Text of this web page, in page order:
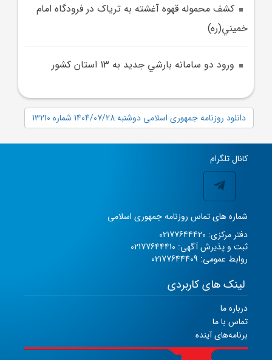
کشف محموله قهوه آغشته به ترياک در فرودگاه امام
خميني(ره)
ورود دو سامانه بارشي جديد به 13 استان کشور
دانلود روزنامه جمهوری اسلامی دوشنبه 1404/07/28 شماره 13210
کانال تلگرام
شماره های تماس روزنامه جمهوری اسلامی
دفتر مرکزی: 02177644420
ثبت و پذیرش آگهی: 02177644410
روابط عمومی: 02177644409
لینک های کاربردی
درباره ما
تماس با ما
برنامه‌های آینده